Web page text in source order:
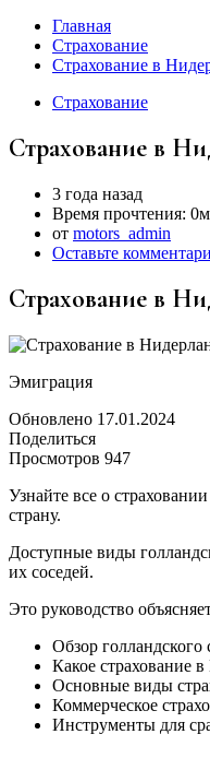
Главная
Страхование
Страхование в
Страхование
Страхование в
3 года назад
Время прочтения:
от motors_admin
Оставьте
Страхование в
Эмиграция
Обновлено 17.01.2024
Поделиться
Просмотров 947
Узнайте все о
страну.
Доступные виды
их соседей.
Это руководство
Обзор голландского
Какое страхование
Основные виды
Коммерческое
Инструменты для